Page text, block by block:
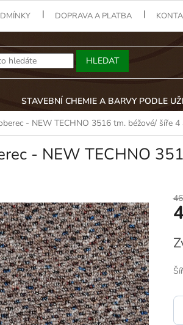
DOPRAVA A PLATBA
HLEDAT
STAVEBNÍ CHEMIE A BARVY PODLE
- NEW TECHNO 3516 tm. béžové/ šíře 4
- NEW TECHNO